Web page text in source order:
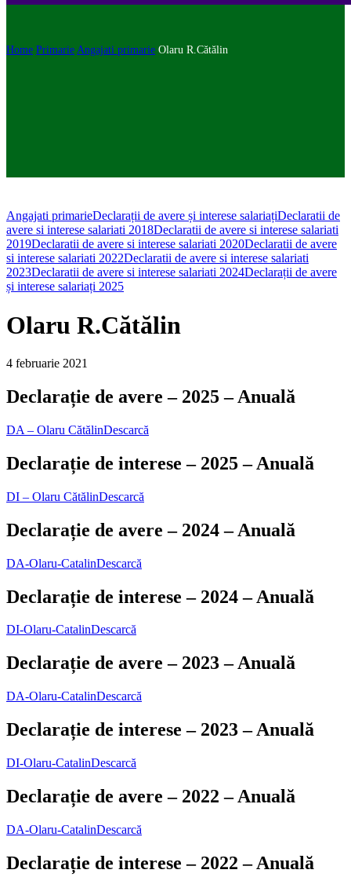
Home Primarie Angajati primarie Olaru R.Cătălin
Angajati primarieDeclarații de avere și interese salariațiDeclaratii de
avere si interese salariati 2018Declaratii de avere si interese salariati
2019Declaratii de avere si interese salariati 2020Declaratii de avere
si interese salariati 2022Declaratii de avere si interese salariati
2023Declaratii de avere si interese salariati 2024Declarații de avere
și interese salariați 2025
Olaru R.Cătălin
4 februarie 2021
Declarație de avere – 2025 – Anuală
DA – Olaru CătălinDescarcă
Declarație de interese – 2025 – Anuală
DI – Olaru CătălinDescarcă
Declarație de avere – 2024 – Anuală
DA-Olaru-CatalinDescarcă
Declarație de interese – 2024 – Anuală
DI-Olaru-CatalinDescarcă
Declarație de avere – 2023 – Anuală
DA-Olaru-CatalinDescarcă
Declarație de interese – 2023 – Anuală
DI-Olaru-CatalinDescarcă
Declarație de avere – 2022 – Anuală
DA-Olaru-CatalinDescarcă
Declarație de interese – 2022 – Anuală